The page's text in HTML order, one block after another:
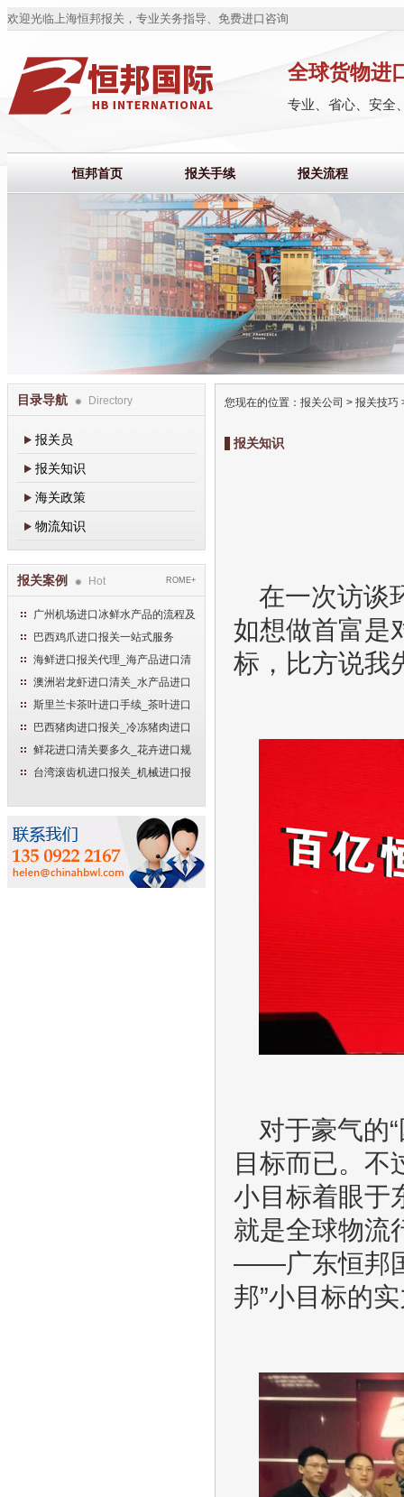
欢迎光临上海恒邦报关，专业关务指导、免费进口咨询
全球货物进
专业、省心、安全
恒邦首页 报关手续 报关流程
目录导航 Directory
报关员
报关知识
海关政策
物流知识
报关案例 Hot ROME+
广州机场进口冰鲜水产品的流程及
手续
巴西鸡爪进口报关一站式服务
海鲜进口报关代理_海产品进口清
关流程
澳洲岩龙虾进口清关_水产品进口
报关流程
斯里兰卡茶叶进口手续_茶叶进口
清关流程
巴西猪肉进口报关_冷冻猪肉进口
流程
鲜花进口清关要多久_花卉进口规
范申报流程
台湾滚齿机进口报关_机械进口报
您现在的位置： 报关公司 > 报关技巧
报关知识
在一次访谈
如想做首富是
标，比方说我
对于豪气的
目标而已。不
小目标着眼于
就是全球物流
——广东恒邦
邦”小目标的